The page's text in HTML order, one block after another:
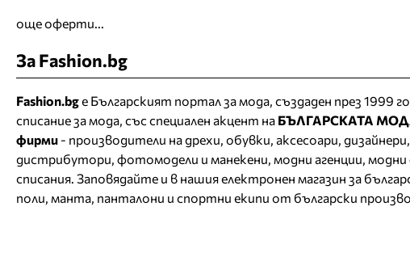
още оферти...
За Fashion.bg
Fashion.bgе Българският портал за мода, създаден през 1999
списание за мода, със специален акцент на БЪЛГАРСКАТА
фирми - производители на дрехи, обувки, аксесоари,
дистрибутори, фотомодели и манекени, модни агенции,
списания. Заповядайте и в нашияелектронен магазин за
поли, манта, панталони и спортни екипи от български